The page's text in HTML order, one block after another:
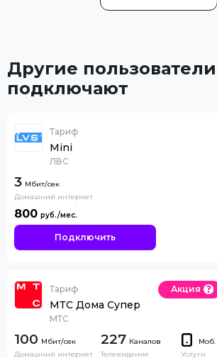
Другие пользователи
подключают
Тариф
Mini
ЛВС
3
Домашний интернет
800
Подключить
Тариф
МТС Дома Супер
МТС
Акция
100
Домашний интернет
227 Каналов
Телевидение
Моб.
Услуги